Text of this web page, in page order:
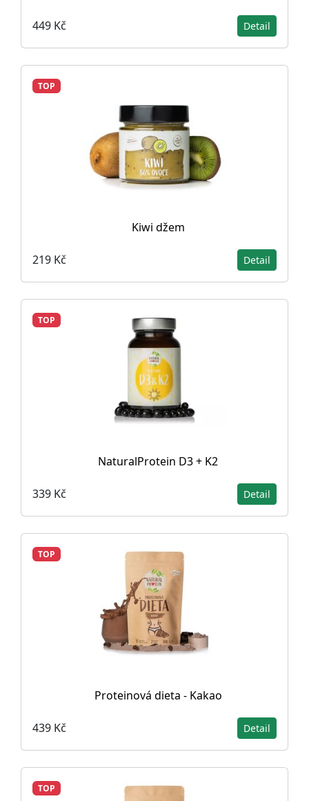
449 Kč Detail
TOP
Kiwi džem
219 Kč Detail
TOP
NaturalProtein D3 + K2
339 Kč Detail
TOP
Proteinová dieta - Kakao
439 Kč Detail
TOP